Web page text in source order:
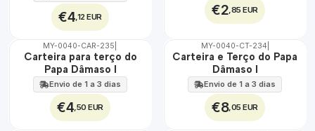
€4,12 EUR €2 ,85 EUR
🇵🇹
MY-0040-CAR-235
Carteira para terço do
Papa Dâmaso I
Envio de 1 a 3 dias
€4 ,50 EUR
🇵🇹
MY-0040-CT-234
Carteira e Terço do Papa
Dâmaso I
Envio de 1 a 3 dias
€8,05 EUR